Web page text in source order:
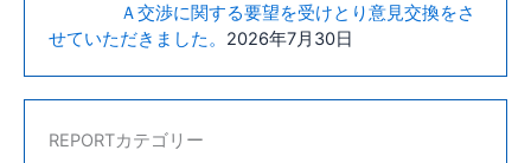
御
え
Ａ交渉に関する要望を受けとり意見交換をさ
せていただきました。 2026年7月30日
REPORTカテゴリー